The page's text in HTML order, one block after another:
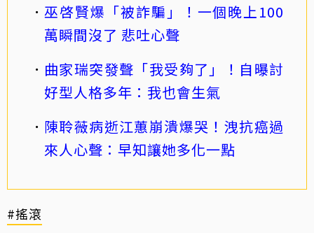
巫啓賢爆「被詐騙」！一個晚上100
萬瞬間沒了 悲吐心聲
曲家瑞突發聲「我受夠了」！自曝討
好型人格多年：我也會生氣
陳聆薇病逝江蕙崩潰爆哭！洩抗癌過
來人心聲：早知讓她多化一點
#搖滾